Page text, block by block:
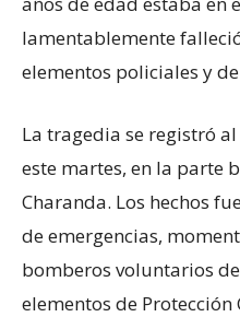
lamentablemente
elementos policiales y
La tragedia se registró
este martes, en la parte
Charanda. Los hechos
de emergencias,
bomberos voluntarios
elementos de Protección